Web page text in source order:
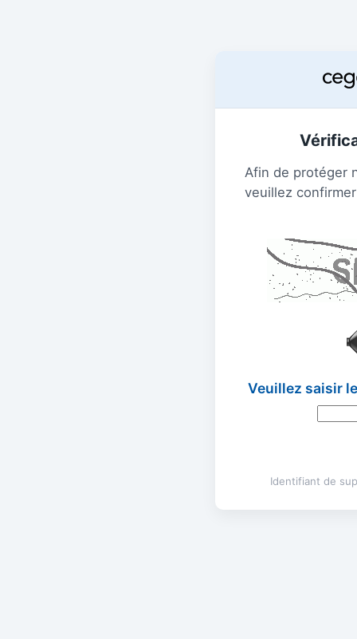
Afin de protéger
veuillez
Veuillez saisir
Identifiant de